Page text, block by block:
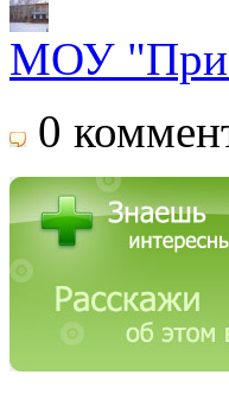
МОУ
0